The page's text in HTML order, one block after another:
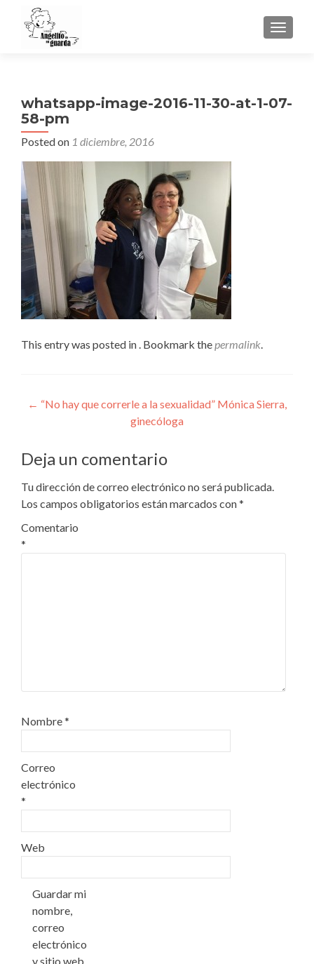
whatsapp-image-2016-11-30-at-1-07-
58-pm
Posted on 1 diciembre, 2016
This entry was posted in . Bookmark thepermalink.
Navegación
entradas
← “No hay que correrle a la sexualidad” Mónica Sierra,
ginecóloga
Deja un comentario
Tu dirección de correo electrónico no será publicada.
Los campos obligatorios están marcados con*
Comentario
*
Nombre*
Correo
electrónico
*
Web
Guardar mi
nombre,
correo
electrónico
y sitio web